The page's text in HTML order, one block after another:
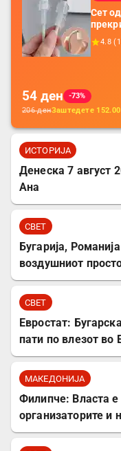
Сет
4.8 (
54 ден
-73%
206денЗаштедете 152.00
ИСТОРИЈА
Денеска 7 август
Ана
СВЕТ
Бугарија,
воздушниот
СВЕТ
Евростат:
пати по влезот во
МАКЕДОНИЈА
Филипче: Власта
организаторите и